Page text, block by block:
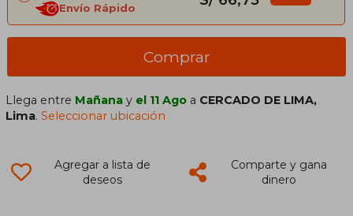
Envío Rápido
Comprar
Llega entre Mañana y el 11 Ago a CERCADO DE LIMA,
Lima.Seleccionar ubicación
Agregar a lista de
deseos
Comparte y gana
dinero